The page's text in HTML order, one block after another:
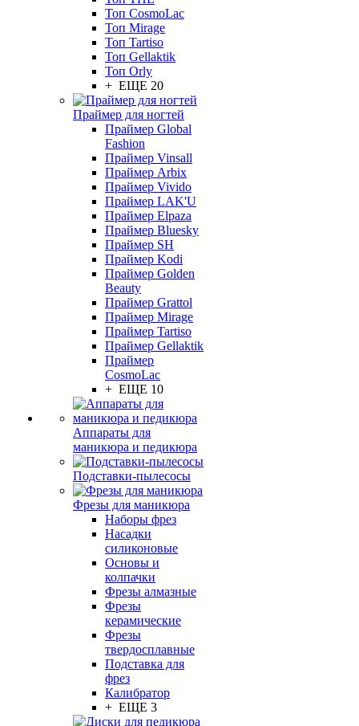
Топ CosmoLac
Топ Mirage
Топ Tartiso
Топ Gellaktik
Топ Orly
+ ЕЩЕ 20
Праймер для ногтей
Праймер Global
Fashion
Праймер Vinsall
Праймер Arbix
Праймер Vivido
Праймер LAK'U
Праймер Elpaza
Праймер Bluesky
Праймер SH
Праймер Kodi
Праймер Golden
Beauty
Праймер Grattol
Праймер Mirage
Праймер Tartiso
Праймер Gellaktik
Праймер
CosmoLac
+ ЕЩЕ 10
Аппараты для
маникюра и педикюра
Подставки-пылесосы
Фрезы для маникюра
Наборы фрез
Насадки
силиконовые
Основы и
колпачки
Фрезы алмазные
Фрезы
керамические
Фрезы
твердосплавные
Подставка для
фрез
Калибратор
+ ЕЩЕ 3